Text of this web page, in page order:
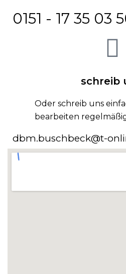
0151 - 17 35 03
schreib
Oder schreib uns
bearbeiten
dbm.buschbeck@t-